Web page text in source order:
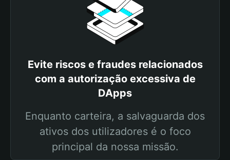
Evite riscos e fraudes relacionados
com a autorização excessiva de
DApps
Enquanto carteira, a salvaguarda dos
ativos dos utilizadores é o foco
principal da nossa missão.